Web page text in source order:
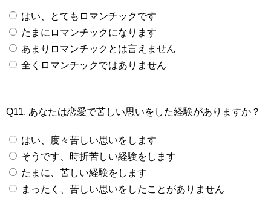
はい、とてもロマンチックです
たまにロマンチックになります
あまりロマンチックとは言えません
全くロマンチックではありません
Q11. あなたは恋愛で苦しい思いをした経験がありますか？
はい、度々苦しい思いをします
そうです、時折苦しい経験をします
たまに、苦しい経験をします
まったく、苦しい思いをしたことがありません